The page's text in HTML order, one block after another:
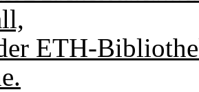
ETH-